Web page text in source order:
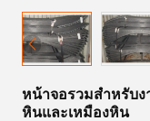
หน้าจอรวมสำหรับ
หินและเหมืองหิน